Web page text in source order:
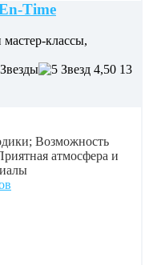
Time
классы,
4,50 13
Возможность
атмосфера и